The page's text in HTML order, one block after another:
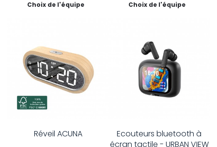
Réveil ACUNA
Choix de l'équipe
Ecouteurs bluetooth à
écran tactile - URBAN VIEW
Choix de l'équipe